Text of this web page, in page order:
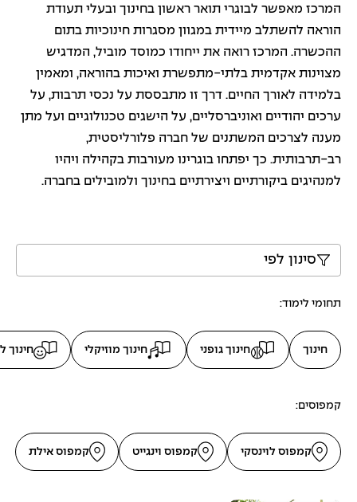
י
ת
,
ל
ד
ו
ג
מ
א
א
ן
ח
י
המרכז מאפשר לבוגרי תואר ראשון בחינוך ובעלי תעודת
הוראה להשתלב מיידית במגוון מסגרות חינוכיות בתום
ההכשרה. המרכז רואה את ייחודו כמוסד מוביל, המדגיש
מצוינות אקדמית בלתי-מתפשרת ואיכות בהוראה, ומאמין
בלמידה לאורך החיים. דרך זו מתבססת על נכסי תרבות, על
ערכים יהודיים ואוניברסליים, על הישגים טכנולוגיים ועל מתן
מענה לצרכים המשתנים של חברה פלורליסטית,
רב-תרבותית. כך יפתחו בוגרינו מעורבות בקהילה ויהיו
למנהיגים ביקורתיים ויצירתיים בחינוך ולמובילים בחברה.
סינון לפי
תחומי לימוד:
חינוך חינוך גופני חינוך מוזיקלי חינוך
קמפוסים:
קמפוס לוינסקי קמפוס וינגייט קמפוס אילת